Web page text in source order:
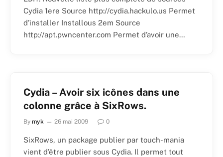
Cydia 1ere Source http://cydia.hackulo.us Permet
d’installer Installous 2em Source
http://apt.pwncenter.com Permet d’avoir une…
Cydia – Avoir six icônes dans une
colonne grâce à SixRows.
By myk 26 mai 2009 0
SixRows, un package publier par touch-mania
vient d’être publier sous Cydia. Il permet tout